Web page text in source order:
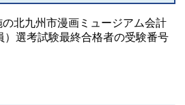
北九州市漫画ミュージアム会計
）選考試験最終合格者の受験番号